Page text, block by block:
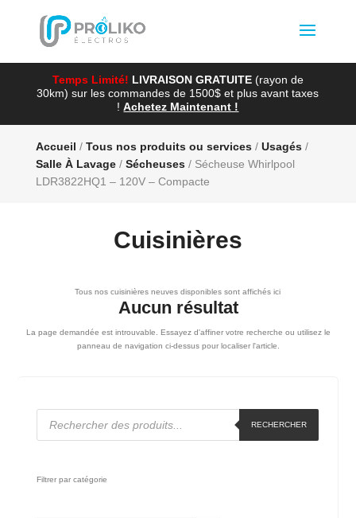
Temps Limité! LIVRAISON GRATUITE (rayon de
30km) sur les commandes de 1500$ et plus avant taxes
!Achetez Maintenant !
Accueil / Tous nos produits ou services/ Usagés/
Salle À Lavage/ Sécheuses/ Sécheuse Whirlpool
LDR3822HQ1 – 120V – Compacte
Cuisinières
Tous nos cuisinières neuves disponibles sont affichés ici
Aucun résultat
La page demandée est introuvable. Essayez d'affiner votre recherche ou utilisez le
panneau de navigation ci-dessus pour localiser l'article.
RECHERCHER
Filtrer par catégorie